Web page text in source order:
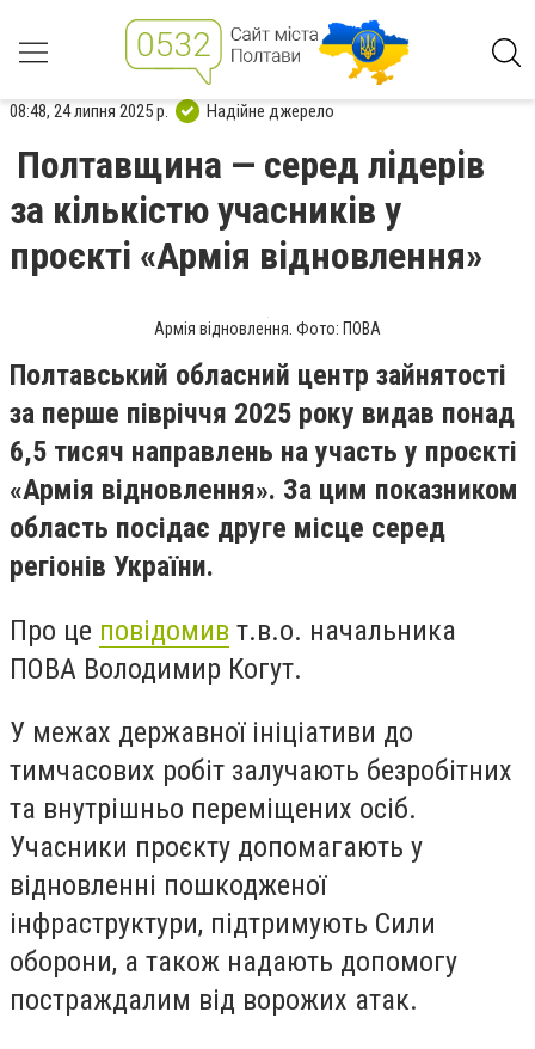
08:48, 24 липня 2025 р. Надійне джерело
Полтавщина — серед лідерів
за кількістю учасників у
проєкті «Армія відновлення»
Армія відновлення. Фото: ПОВА
Полтавський обласний центр зайнятості
за перше півріччя 2025 року видав понад
6,5 тисяч направлень на участь у проєкті
«Армія відновлення». За цим показником
область посідає друге місце серед
регіонів України.
Про це повідомив т.в.о. начальника
ПОВА Володимир Когут.
У межах державної ініціативи до
тимчасових робіт залучають безробітних
та внутрішньо переміщених осіб.
Учасники проєкту допомагають у
відновленні пошкодженої
інфраструктури, підтримують Сили
оборони, а також надають допомогу
постраждалим від ворожих атак.